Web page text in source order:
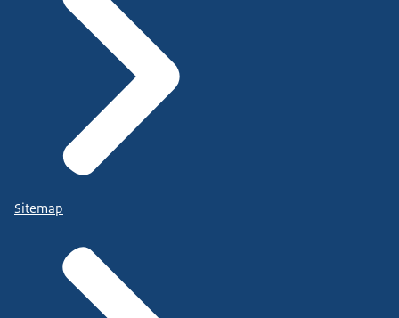
Sitemap